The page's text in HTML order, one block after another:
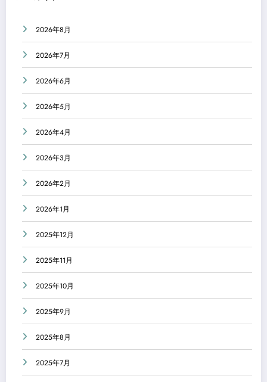
2026年8月
2026年7月
2026年6月
2026年5月
2026年4月
2026年3月
2026年2月
2026年1月
2025年12月
2025年11月
2025年10月
2025年9月
2025年8月
2025年7月